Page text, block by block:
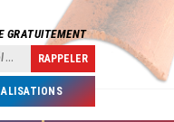
GRATUITEMENT